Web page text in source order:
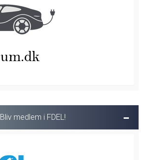
Bliv medlem i FDEL!